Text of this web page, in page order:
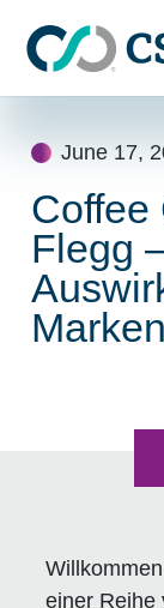
June 17,
Coffee
Flegg
Marken
einer Reihe